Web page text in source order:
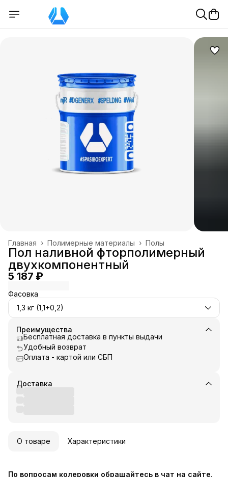
Полы
Полимерные материалы ›
Главная ›
Пол наливной фторполимерный
двухкомпонентный
5 187 ₽
Фасовка
1,3 кг (1,1+0,2)
Преимущества
Бесплатная доставка в пункты выдачи
Удобный возврат
Оплата - картой или СБП
Доставка
О товаре Характеристики
По вопросам колеровки обращайтесь в чат на сайте.